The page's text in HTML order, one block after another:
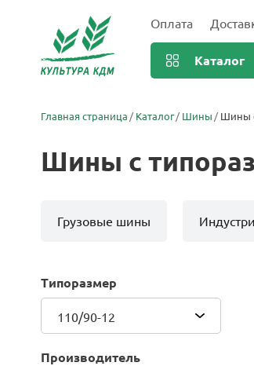
Оплата
Каталог
Главная страница Каталог Шины Шины
Шины с
Грузовые шины
Типоразмер
110/90-12
Производитель